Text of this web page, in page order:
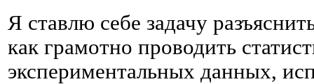
Я ставлю себе задачу
как грамотно проводить
экспериментальных данных,